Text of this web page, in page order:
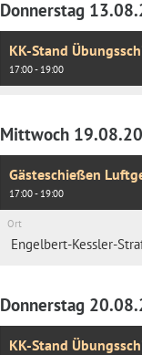
Donnerstag
KK-Stand
17:00 - 19:00
Mittwoch
Gästeschießen
17:00 - 19:00
Ort
Engelbert-Kessler-
Donnerstag
KK-Stand